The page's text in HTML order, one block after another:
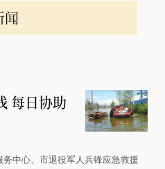
闻
每日协助
中心、市退役军人兵锋应急救援